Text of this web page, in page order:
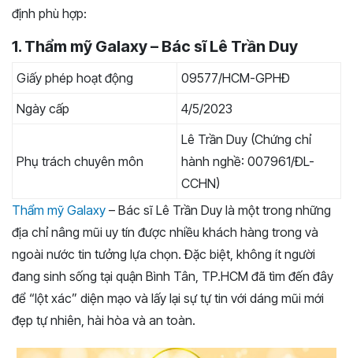
định phù hợp:
1. Thẩm mỹ Galaxy – Bác sĩ Lê Trần Duy
Giấy phép hoạt động
09577/HCM-GPHĐ
Ngày cấp
4/5/2023
Phụ trách chuyên môn
Lê Trần Duy (Chứng chỉ
hành nghề: 007961/ĐL-
CCHN)
Thẩm mỹ Galaxy – Bác sĩ Lê Trần Duy là một trong những
địa chỉ nâng mũi uy tín được nhiều khách hàng trong và
ngoài nước tin tưởng lựa chọn. Đặc biệt, không ít người
đang sinh sống tại quận Bình Tân, TP.HCM đã tìm đến đây
để “lột xác” diện mạo và lấy lại sự tự tin với dáng mũi mới
đẹp tự nhiên, hài hòa và an toàn.